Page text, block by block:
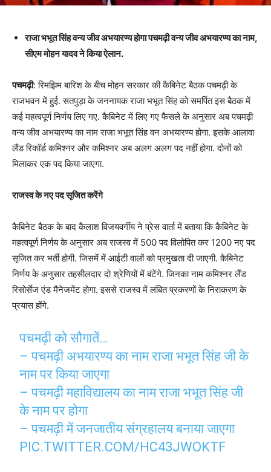
राजा भभूत सिंह वन्य जीव अभयारण्य होगा पचमढ़ी वन्य जीव अभयारण्य का नाम,
सीएम मोहन यादव ने किया ऐलान.
पचमढ़ी: रिमझिम बारिश के बीच मोहन सरकार की कैबिनेट बैठक पचमढ़ी के
राजभवन में हुई. सतपुड़ा के जननायक राजा भभूत सिंह को समर्पित इस बैठक में
कई महत्वपूर्ण निर्णय लिए गए. कैबिनेट में लिए गए फैसले के अनुसार अब पचमढ़ी
वन्य जीव अभयारण्य का नाम राजा भभूत सिंह वन अभयारण्य होगा. इसके आलावा
लैंड रिकॉर्ड कमिश्नर और कमिश्नर अब अलग अलग पद नहीं होगा. दोनों को
मिलाकर एक पद किया जाएगा.
राजस्व के नए पद सृजित करेंगे
कैबिनेट बैठक के बाद कैलाश विजयवर्गीय ने प्रेस वार्ता में बताया कि कैबिनेट के
महत्वपूर्ण निर्णय के अनुसार अब राजस्व में 500 पद विलोपित कर 1200 नए पद
सृजित कर भर्ती होगी. जिसमें में आईटी वालों को प्रमुखता दी जाएगी. कैबिनेट
निर्णय के अनुसार तहसीलदार दो श्रेणियों में बंटेंगे. जिनका नाम कमिश्नर लैंड
रिसोर्सेज एंड मैनेजमेंट होगा. इससे राजस्व में लंबित प्रकरणों के निराकरण के
प्रयास होंगे.
पचमढ़ी को सौगातें…
– पचमढ़ी अभयारण्य का नाम राजा भभूत सिंह जी के
नाम पर किया जाएगा
– पचमढ़ी महाविद्यालय का नाम राजा भभूत सिंह जी
के नाम पर होगा
– पचमढ़ी में जनजातीय संग्रहालय बनाया जाएगा
PIC.TWITTER.COM/HC43JWOKTF